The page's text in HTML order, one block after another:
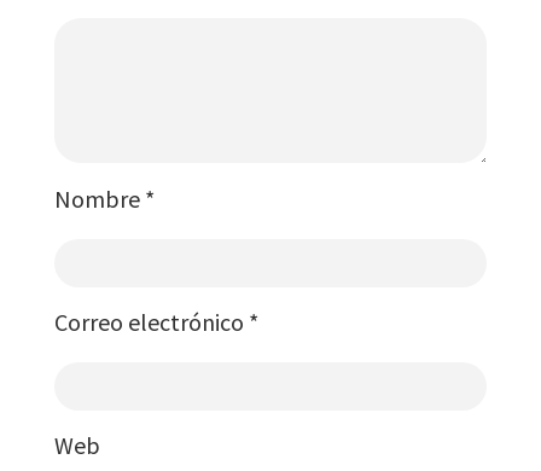
Nombre *
Correo electrónico *
Web